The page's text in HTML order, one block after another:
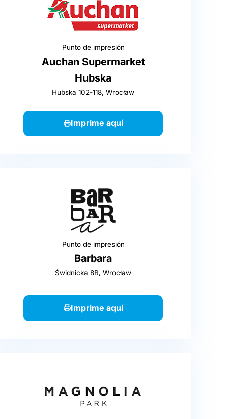
Punto de impresión
Auchan Supermarket
Hubska
Hubska 102-118, Wrocław
Imprime aquí
Punto de impresión
Barbara
Świdnicka 8B, Wrocław
Imprime aquí